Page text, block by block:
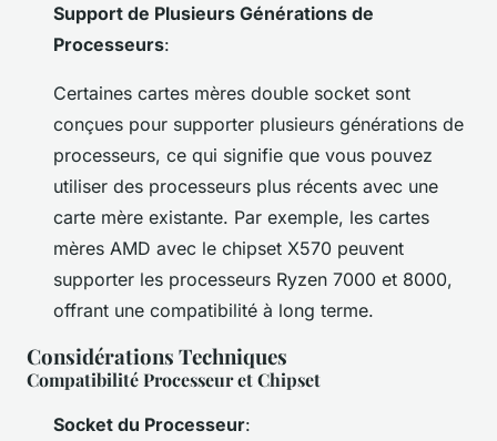
Support de Plusieurs Générations de
Processeurs:
Certaines cartes mères double socket sont
conçues pour supporter plusieurs générations de
processeurs, ce qui signifie que vous pouvez
utiliser des processeurs plus récents avec une
carte mère existante. Par exemple, les cartes
mères AMD avec le chipset X570 peuvent
supporter les processeurs Ryzen 7000 et 8000,
offrant une compatibilité à long terme.
Considérations Techniques
Compatibilité Processeur et Chipset
Socket du Processeur: